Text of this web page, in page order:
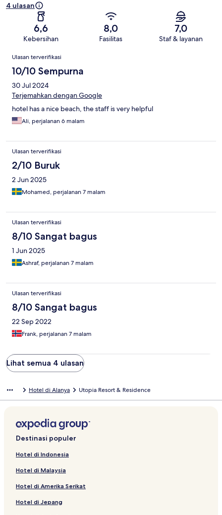
4 ulasan
6,6
Kebersihan
8,0
Fasilitas
7,0
Staf & layanan
Ulasan
Ulasan terverifikasi
10/10 Sempurna
30 Jul 2024
Terjemahkan dengan Google
hotel has a nice beach, the staff is very helpful
Ali, perjalanan 6 malam
Ulasan terverifikasi
2/10 Buruk
2 Jun 2025
Mohamed, perjalanan 7 malam
Ulasan terverifikasi
8/10 Sangat bagus
1 Jun 2025
Ashraf, perjalanan 7 malam
Ulasan terverifikasi
8/10 Sangat bagus
22 Sep 2022
Frank, perjalanan 7 malam
Lihat semua 4 ulasan
Hotel di Alanya Utopia Resort & Residence
Destinasi populer
Hotel di Indonesia
Hotel di Malaysia
Hotel di Amerika Serikat
Hotel di Jepang